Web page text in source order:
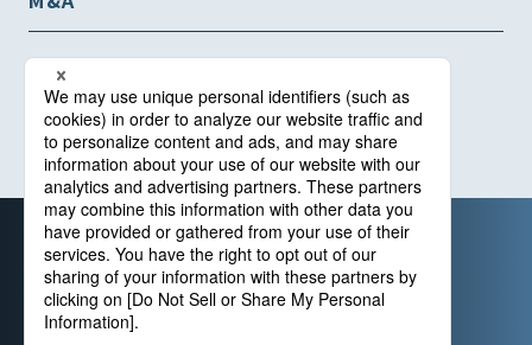
インタビュー01
インタビュー02
インタビュー03
カスタマー・ハラスメントに対する基本指針
情報セキュリティ基本方針
個人情報保護方針